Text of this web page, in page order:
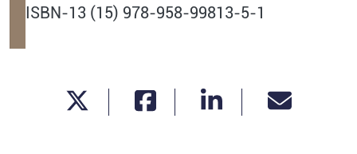
ISBN-13 (15) 978-958-99813-5-1